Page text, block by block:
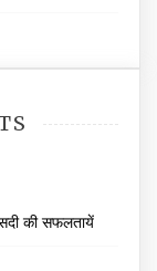
की सफलतायें